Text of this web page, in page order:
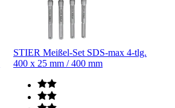
STIER Meißel-Set SDS-max 4-tlg.
400 x 25 mm / 400 mm